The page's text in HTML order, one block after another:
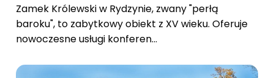
Zamek Królewski w Rydzynie, zwany "perłą
baroku", to zabytkowy obiekt z XV wieku. Oferuje
nowoczesne usługi konferen...